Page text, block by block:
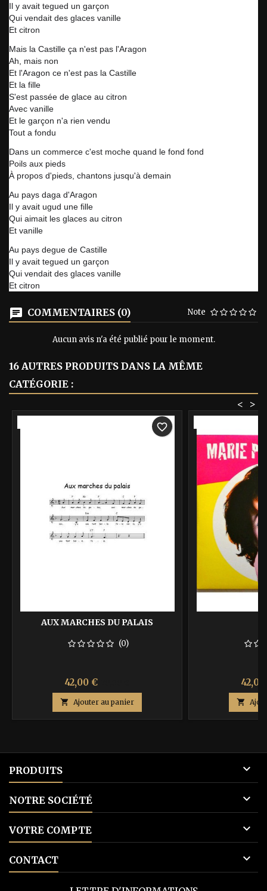
Il y avait tegued un garçon
Qui vendait des glaces vanille
Et citron
Mais la Castille ça n'est pas l'Aragon
Ah, mais non
Et l'Aragon ce n'est pas la Castille
Et la fille
S'est passée de glace au citron
Avec vanille
Et le garçon n'a rien vendu
Tout a fondu
Dans un commerce c'est moche quand le fond fond
Poils aux pieds
À propos d'pieds, chantons jusqu'à demain
Au pays daga d'Aragon
Il y avait ugud une fille
Qui aimait les glaces au citron
Et vanille
Au pays degue de Castille
Il y avait tegued un garçon
Qui vendait des glaces vanille
Et citron
COMMENTAIRES (0) Note
Aucun avis n'a été publié pour le moment.
16 AUTRES PRODUITS DANS LA MÊME
CATÉGORIE :
>
<
AUX MARCHES DU PALAIS
(0)
Prix
42,00 €
base
 Ajouter au panier
favorite_border
Prix

PRODUITS 
NOTRE SOCIÉTÉ 
VOTRE COMPTE 
CONTACT 